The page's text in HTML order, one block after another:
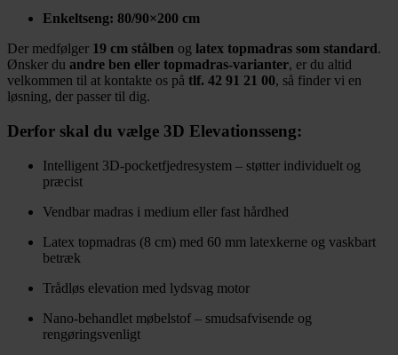
Enkeltseng: 80/90×200 cm
Der medfølger 19 cm stålben og latex topmadras som standard.
Ønsker du andre ben eller topmadras-varianter, er du altid
velkommen til at kontakte os på tlf. 42 91 21 00, så finder vi en
løsning, der passer til dig.
Derfor skal du vælge 3D Elevationsseng:
Intelligent 3D-pocketfjedresystem – støtter individuelt og
præcist
Vendbar madras i medium eller fast hårdhed
Latex topmadras (8 cm) med 60 mm latexkerne og vaskbart
betræk
Trådløs elevation med lydsvag motor
Nano-behandlet møbelstof – smudsafvisende og
rengøringsvenligt